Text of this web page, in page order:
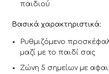
παιδιού
Βασικά χαρακτηριστικά:
Ρυθμιζόμενο
μαζί με το παιδί σας
Ζώνη 5 σημείων με